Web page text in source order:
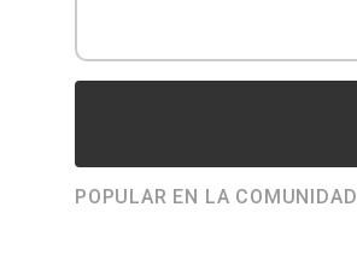
POPULAR EN LA COMUNIDAD